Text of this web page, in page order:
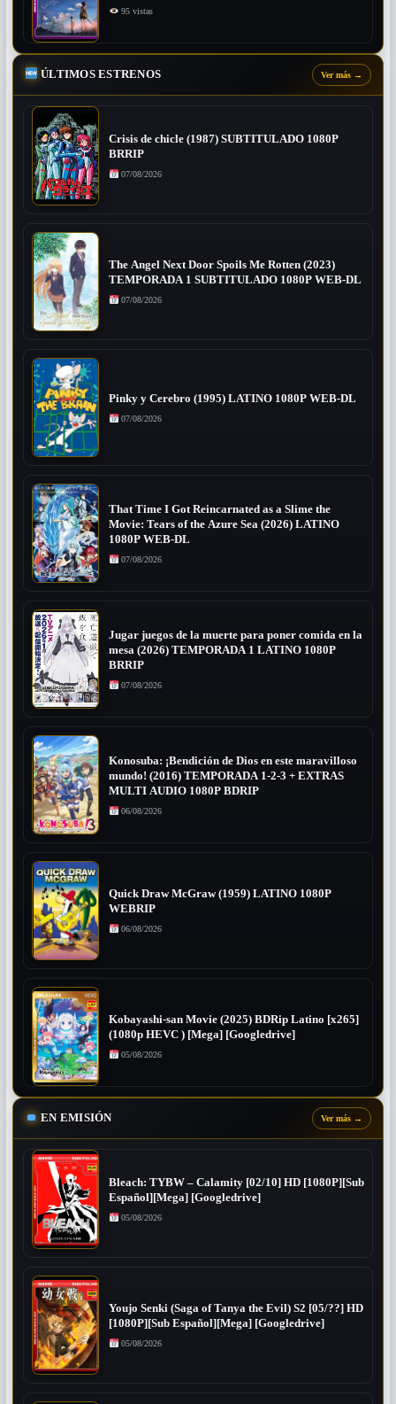
95 vistas
ÚLTIMOS ESTRENOS Ver más →
Crisis de chicle (1987) SUBTITULADO 1080P
BRRIP
07/08/2026
The Angel Next Door Spoils Me Rotten (2023)
TEMPORADA 1 SUBTITULADO 1080P WEB-DL
07/08/2026
Pinky y Cerebro (1995) LATINO 1080P WEB-DL
07/08/2026
That Time I Got Reincarnated as a Slime the
Movie: Tears of the Azure Sea (2026) LATINO
1080P WEB-DL
07/08/2026
Jugar juegos de la muerte para poner comida en la
mesa (2026) TEMPORADA 1 LATINO 1080P
BRRIP
07/08/2026
Konosuba: ¡Bendición de Dios en este maravilloso
mundo! (2016) TEMPORADA 1-2-3 + EXTRAS
MULTI AUDIO 1080P BDRIP
06/08/2026
Quick Draw McGraw (1959) LATINO 1080P
WEBRIP
06/08/2026
Kobayashi-san Movie (2025) BDRip Latino [x265]
(1080p HEVC ) [Mega] [Googledrive]
05/08/2026
EN EMISIÓN Ver más →
Bleach: TYBW – Calamity [02/10] HD [1080P][Sub
Español][Mega] [Googledrive]
05/08/2026
Youjo Senki (Saga of Tanya the Evil) S2 [05/??] HD
[1080P][Sub Español][Mega] [Googledrive]
05/08/2026